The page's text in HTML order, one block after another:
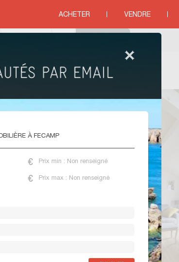
ACHETER VENDRE
NEUVES FECAMP
À FECAMP
Prix min : Non renseigné
Prix max : Non renseigné